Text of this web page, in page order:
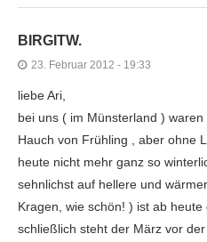
BIRGITW.
23. Februar 2012 - 19:33
liebe Ari,
bei uns ( im Münsterland )
Hauch von Frühling , aber ohne
heute nicht mehr ganz so
sehnlichst auf hellere und
Kragen, wie schön! ) ist ab
schließlich steht der März vor der